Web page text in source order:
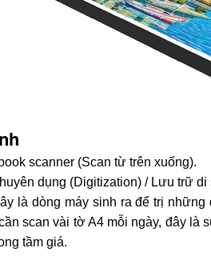
scanner (Scan từ trên xuống).
dụng (Digitization) / Lưu trữ
là dòng máy sinh ra để trị
scan vài tờ A4 mỗi ngày, đây
tầm giá.